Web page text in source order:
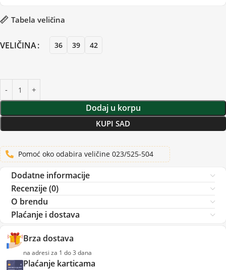
Tabela veličina
VELIČINA 36 39 42
Dodaj u korpu
KUPI SAD
Pomoć oko odabira veličine 023/525-504
Dodatne informacije
Recenzije (0)
O brendu
Plaćanje i dostava
Brza dostava
na adresi za 1 do 3 dana
Plaćanje karticama